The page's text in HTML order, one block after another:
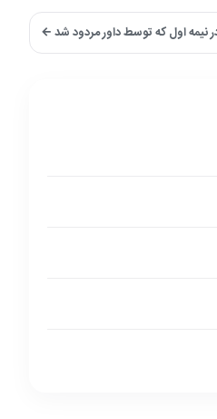
نیمه اول که توسط داور مردود شد ←